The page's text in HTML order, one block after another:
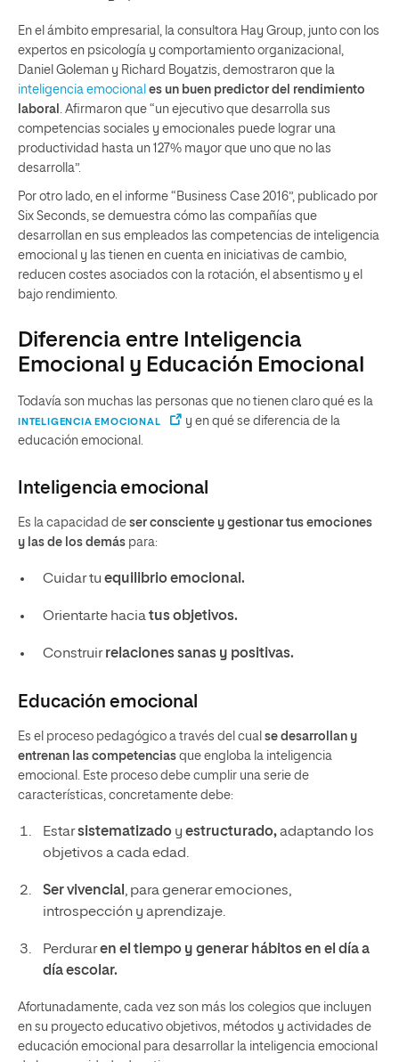
En el ámbito empresarial, la consultora Hay Group, junto con los
expertos en psicología y comportamiento organizacional,
Daniel Goleman y Richard Boyatzis, demostraron que la
inteligencia emocional es un buen predictor del rendimiento
laboral
. Afirmaron que “un ejecutivo que desarrolla sus
competencias sociales y emocionales puede lograr una
productividad hasta un 127% mayor que uno que no las
desarrolla”.
Por otro lado, en el informe “Business Case 2016”, publicado por
Six Seconds, se demuestra cómo las compañías que
desarrollan en sus empleados las competencias de inteligencia
emocional y las tienen en cuenta en iniciativas de cambio,
reducen costes asociados con la rotación, el absentismo y el
bajo rendimiento.
Diferencia entre Inteligencia
Emocional y Educación Emocional
Todavía son muchas las personas que no tienen claro qué es la
INTELIGENCIA EMOCIONAL
y en qué se diferencia de la
educación emocional.
Inteligencia emocional
Es la capacidad de ser consciente y gestionar tus emociones
y las de los demás para:
Cuidar tu equilibrio emocional.
Orientarte haciatus objetivos.
Construirrelaciones sanas y positivas.
Educación emocional
Es el proceso pedagógico a través del cual se desarrollan y
entrenan las competencias que engloba la inteligencia
emocional. Este proceso debe cumplir una serie de
características, concretamente debe:
Estarsistematizado y estructurado,adaptando los
objetivos a cada edad.
Ser vivencial , para generar emociones,
introspección y aprendizaje.
Perduraren el tiempo y generar hábitos en el día a
día escolar.
Afortunadamente, cada vez son más los colegios que incluyen
en su proyecto educativo objetivos, métodos y actividades de
educación emocional para desarrollar la inteligencia emocional